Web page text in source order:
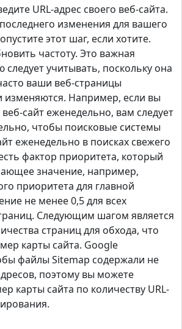
URL-адрес своего веб-сайта.
изменения для вашего
этот шаг, если хотите.
частоту. Это важная
следует учитывать, поскольку она
ваши веб-страницы
изменяются. Например, если вы
сайт еженедельно, вам следует
чтобы поисковые системы
еженедельно в поисках свежего
фактор приоритета, который
значение, например,
приоритета для главной
не менее 0,5 для всех
Следующим шагом является
страниц для обхода, что
карты сайта. Google
файлы Sitemap содержали не
поэтому вы можете
карты сайта по количеству URL-